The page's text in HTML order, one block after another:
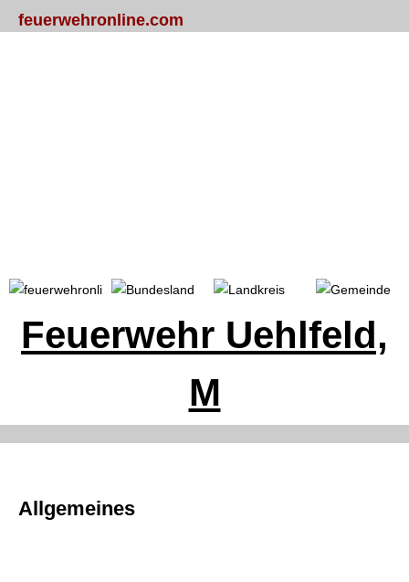
feuerwehronline.com
Feuerwehr Uehlfeld,
M
Allgemeines